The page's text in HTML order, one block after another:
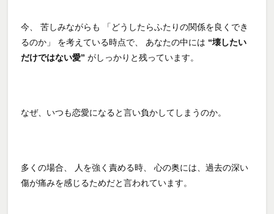
今、 苦しみながらも 「どうしたらふたりの関係を良くでき
るのか」 を考えている時点で、 あなたの中には “壊したい
だけではない愛”がしっかりと残っています。
なぜ、いつも恋愛になると言い負かしてしまうのか。
多くの場合、 人を強く責める時、 心の奥には、過去の深い
傷が痛みを感じるためだと言われています。